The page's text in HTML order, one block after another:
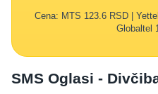
Cena: MTS 123.6 RSD |
Globaltel
SMS Oglasi -